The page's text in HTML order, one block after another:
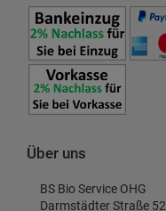
Über uns
BS Bio Service OHG
Darmstädter Straße 52